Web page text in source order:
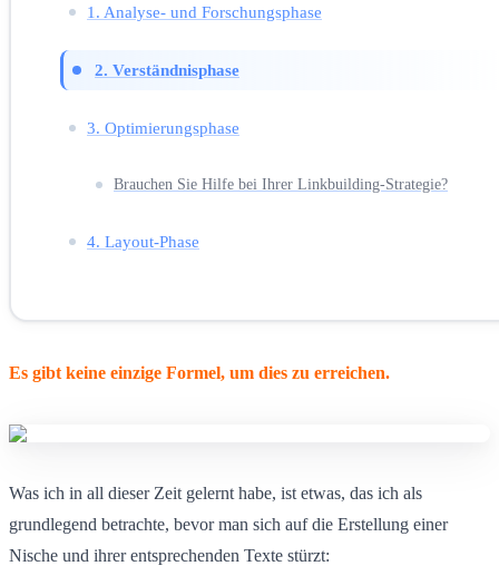
1. Analyse- und Forschungsphase
2. Verständnisphase
3. Optimierungsphase
Brauchen Sie Hilfe bei Ihrer Linkbuilding-Strategie?
4. Layout-Phase
Es gibt keine einzige Formel, um dies zu erreichen.
Was ich in all dieser Zeit gelernt habe, ist etwas, das ich als
grundlegend betrachte, bevor man sich auf die Erstellung einer
Nische und ihrer entsprechenden Texte stürzt: